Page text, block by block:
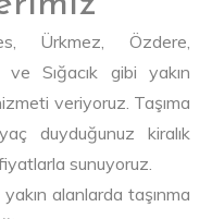
Ürkmez, Özdere,
Sığacık gibi yakın
veriyoruz. Taşıma
duyduğunuz kiralık
sunuyoruz.
alanlarda taşınma